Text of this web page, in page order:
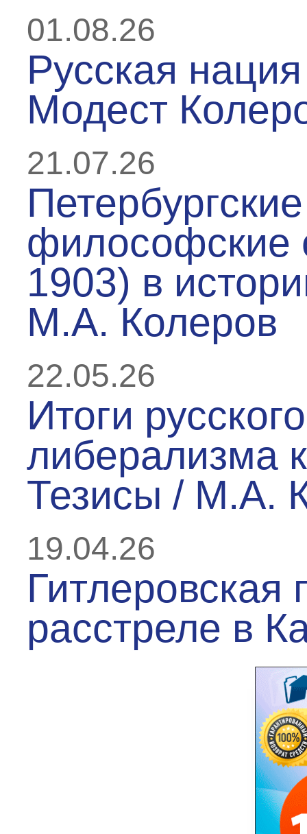
01.08.26
Русская
Модест
21.07.26
философские
1903) в
М.А. Колеров
22.05.26
Итоги
либерализма
Тезисы / М.А.
19.04.26
Гитлеровская
расстреле в